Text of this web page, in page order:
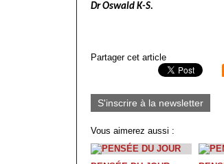
Dr Oswald K-S.
Partager cet article
S'inscrire à la newsletter
Vous aimerez aussi :